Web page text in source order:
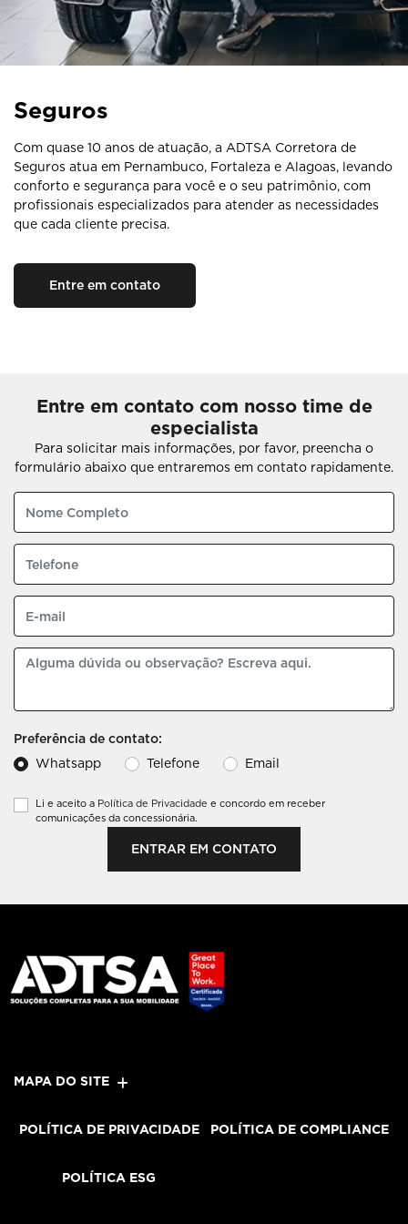
Seguros
Com quase 10 anos de atuação, a ADTSA Corretora de
Seguros atua em Pernambuco, Fortaleza e Alagoas, levando
conforto e segurança para você e o seu patrimônio, com
profissionais especializados para atender as necessidades
que cada cliente precisa.
Entre em contato
Entre em contato com nosso time de
especialista
Para solicitar mais informações, por favor, preencha o
formulário abaixo que entraremos em contato rapidamente.
Preferência de contato:
Whatsapp
Telefone Email
Li e aceito a Política de Privacidade e concordo em receber
comunicações da concessionária.
ENTRAR EM CONTATO
MAPA DO SITE
POLÍTICA DE PRIVACIDADE POLÍTICA DE COMPLIANCE
POLÍTICA ESG